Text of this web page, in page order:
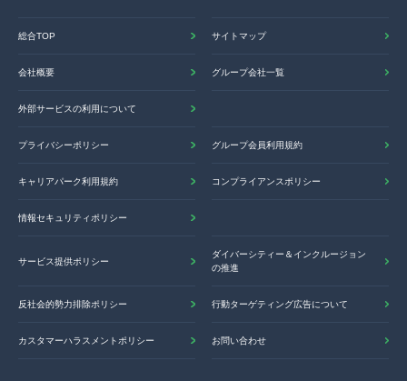
総合TOP サイトマップ
会社概要 グループ会社一覧
外部サービスの利用について
プライバシーポリシー グループ会員利用規約
キャリアパーク利用規約 コンプライアンスポリシー
情報セキュリティポリシー
サービス提供ポリシー
ダイバーシティー＆インクルージョン
の推進
反社会的勢力排除ポリシー 行動ターゲティング広告について
カスタマーハラスメントポリシー お問い合わせ